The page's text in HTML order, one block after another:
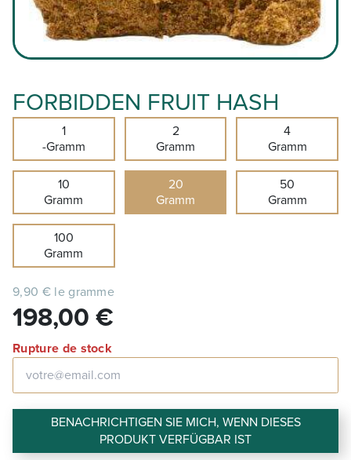
FORBIDDEN FRUIT HASH
1
-Gramm
2
Gramm
4
Gramm
10
Gramm
20
Gramm
50
Gramm
100
Gramm
9,90 € le gramme
198,00 €
Rupture de stock
BENACHRICHTIGEN SIE MICH, WENN DIESES
PRODUKT VERFÜGBAR IST